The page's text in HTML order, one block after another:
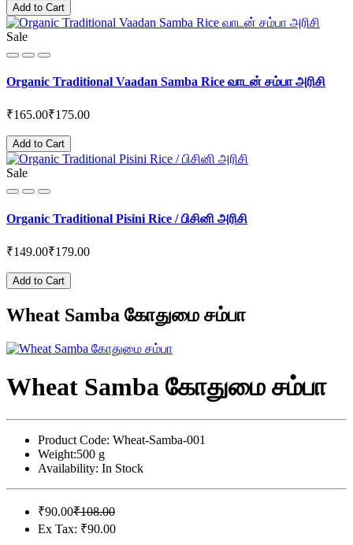
Add to Cart
Sale
Organic Traditional Vaadan Samba Rice வாடன் சம்பா அரிசி
₹165.00₹175.00
Add to Cart
Sale
Organic Traditional Pisini Rice / பிசினி அரிசி
₹149.00₹179.00
Add to Cart
Wheat Samba கோதுமை சம்பா
Wheat Samba கோதுமை சம்பா
Product Code: Wheat-Samba-001
Weight:500 g
Availability: In Stock
₹90.00₹108.00
Ex Tax: ₹90.00